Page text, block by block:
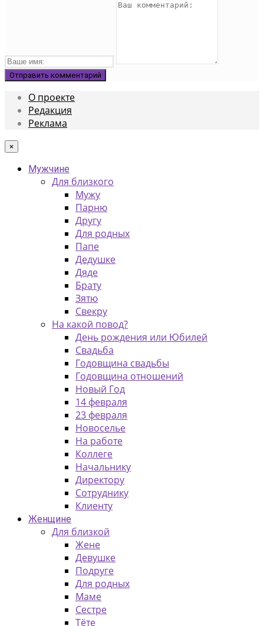
О проекте
Редакция
Реклама
×
Мужчине
Для близкого
Мужу
Парню
Другу
Для родных
Папе
Дедушке
Дяде
Брату
Зятю
Свекру
На какой повод?
День рождения или Юбилей
Свадьба
Годовщина свадьбы
Годовщина отношений
Новый Год
14 февраля
23 февраля
Новоселье
На работе
Коллеге
Начальнику
Директору
Сотруднику
Клиенту
Женщине
Для близкой
Жене
Девушке
Подруге
Для родных
Маме
Сестре
Тёте